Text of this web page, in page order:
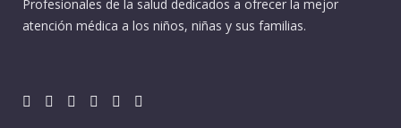
Profesionales de la salud dedicados a ofrecer la mejor
atención médica a los niños, niñas y sus familias.